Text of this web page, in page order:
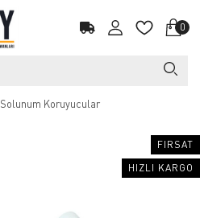
0
Solunum Koruyucular
FIRSAT
HIZLI KARGO